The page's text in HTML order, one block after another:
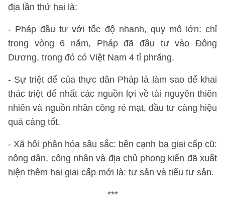
địa lần thứ hai là:
- Pháp đầu tư với tốc độ nhanh, quy mô lớn: chỉ
trong vòng 6 năm, Pháp đã đầu tư vào Đông
Dương, trong đó có Việt Nam 4 tỉ phrăng.
- Sự triệt để của thực dân Pháp là làm sao để khai
thác triệt để nhất các nguồn lợi về tài nguyên thiên
nhiên và nguồn nhân công rẻ mạt, đầu tư càng hiệu
quả càng tốt.
- Xã hôi phân hóa sâu sắc: bên cạnh ba giai cấp cũ:
nông dân, công nhân và địa chủ phong kiến đã xuất
hiện thêm hai giai cấp mới là: tư sản và tiểu tư sản.
***